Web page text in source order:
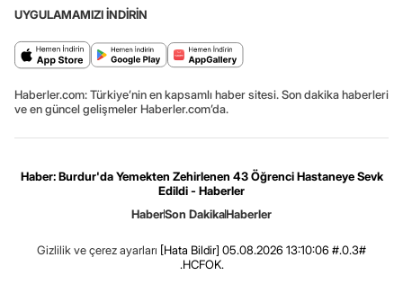
UYGULAMAMIZI İNDİRİN
Haberler.com: Türkiye’nin en kapsamlı haber sitesi. Son dakika haberleri
ve en güncel gelişmeler Haberler.com’da.
Haber: Burdur'da Yemekten Zehirlenen 43 Öğrenci Hastaneye Sevk
Edildi - Haberler
HaberSon DakikaHaberler
Gizlilik ve çerez ayarları [Hata Bildir] 05.08.2026 13:10:06 #.0.3#
.HCFOK.